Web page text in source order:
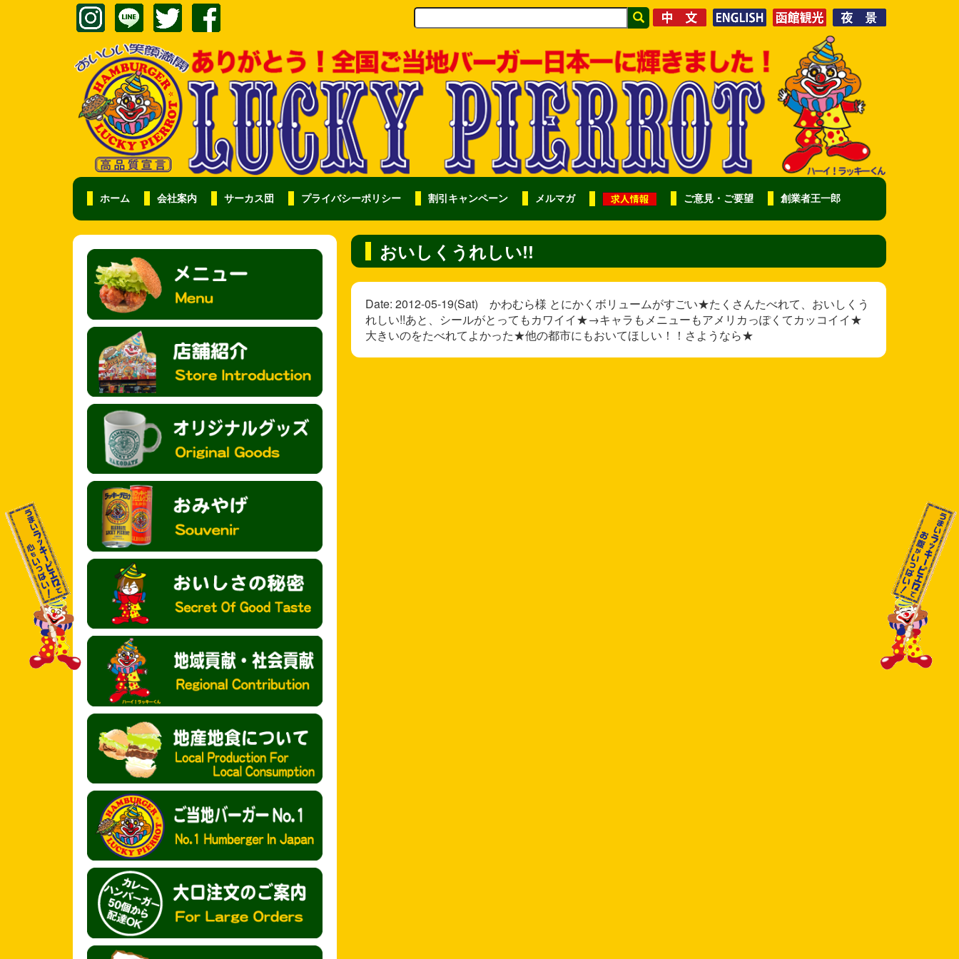
ホーム 会社案内 サーカス団 プライバシーポリシー 割引キャンペーン メルマガ ご意見・ご要望 創業者王一郎
おいしくうれしい!!
Date: 2012-05-19(Sat) かわむら様 とにかくボリュームがすごい★たくさんたべれて、おいしくう
れしい!!あと、シールがとってもカワイイ★→キャラもメニューもアメリカっぽくてカッコイイ★
大きいのをたべれてよかった★他の都市にもおいてほしい！！さようなら★